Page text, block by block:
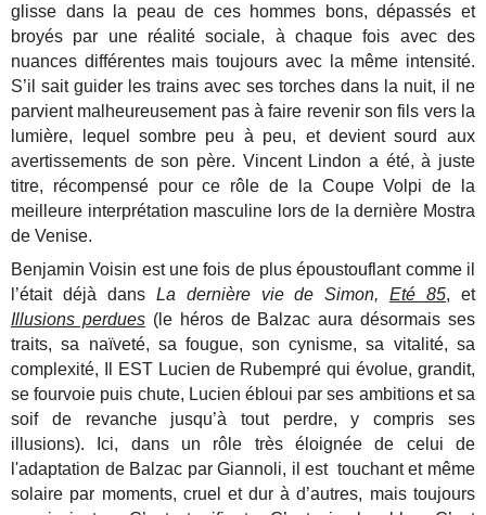
glisse dans la peau de ces hommes bons, dépassés et
broyés par une réalité sociale, à chaque fois avec des
nuances différentes mais toujours avec la même intensité.
S’il sait guider les trains avec ses torches dans la nuit, il ne
parvient malheureusement pas à faire revenir son fils vers la
lumière, lequel sombre peu à peu, et devient sourd aux
avertissements de son père. Vincent Lindon a été, à juste
titre, récompensé pour ce rôle de la Coupe Volpi de la
meilleure interprétation masculine lors de la dernière Mostra
de Venise.
Benjamin Voisin est une fois de plus époustouflant comme il
l’était déjà dans La dernière vie de Simon,Eté 85, et
Illusions perdues(le héros de Balzac aura désormais ses
traits, sa naïveté, sa fougue, son cynisme, sa vitalité, sa
complexité, Il EST Lucien de Rubempré qui évolue, grandit,
se fourvoie puis chute, Lucien ébloui par ses ambitions et sa
soif de revanche jusqu’à tout perdre, y compris ses
illusions). Ici, dans un rôle très éloignée de celui de
l'adaptation de Balzac par Giannoli, il est touchant et même
solaire par moments, cruel et dur à d’autres, mais toujours